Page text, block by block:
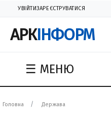
УВІЙТИЗАРЕЄСТРУВАТИСЯ
АРКІНФОРМ
☰ МЕНЮ
Головна Держава